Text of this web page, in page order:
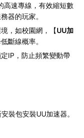
高速專線，有效縮短數
器的玩家。
，如校園網，【UU加
斷線概率。
IP，防止頻繁變動帶
裝包安裝UU加速器。